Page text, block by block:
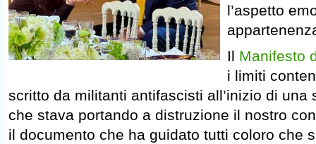
l’aspetto
Il Manifesto
i limiti
scritto da militanti antifascisti all’inizio di una
che stava portando a distruzione il nostro
il documento che ha guidato tutti coloro che